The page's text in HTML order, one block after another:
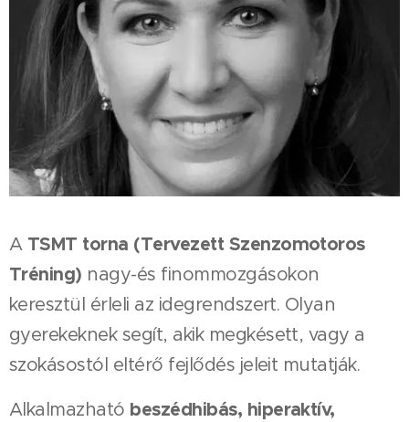
A TSMT torna (Tervezett Szenzomotoros
Tréning) nagy-és finommozgásokon
keresztül érleli az idegrendszert. Olyan
gyerekeknek segít, akik megkésett, vagy a
szokásostól eltérő fejlődés jeleit mutatják.
Alkalmazható beszédhibás, hiperaktív,